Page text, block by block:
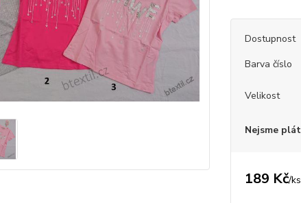
Dostupnost
Barva číslo
Velikost
Nejsme
189 Kč/ks